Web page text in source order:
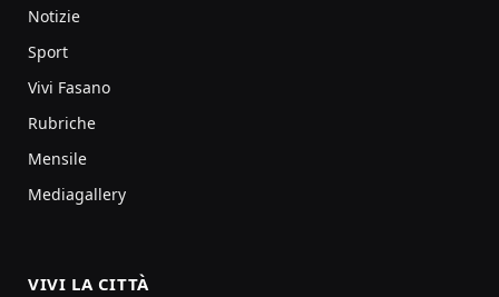
Notizie
Sport
Vivi Fasano
Rubriche
Mensile
Mediagallery
VIVI LA CITTÀ